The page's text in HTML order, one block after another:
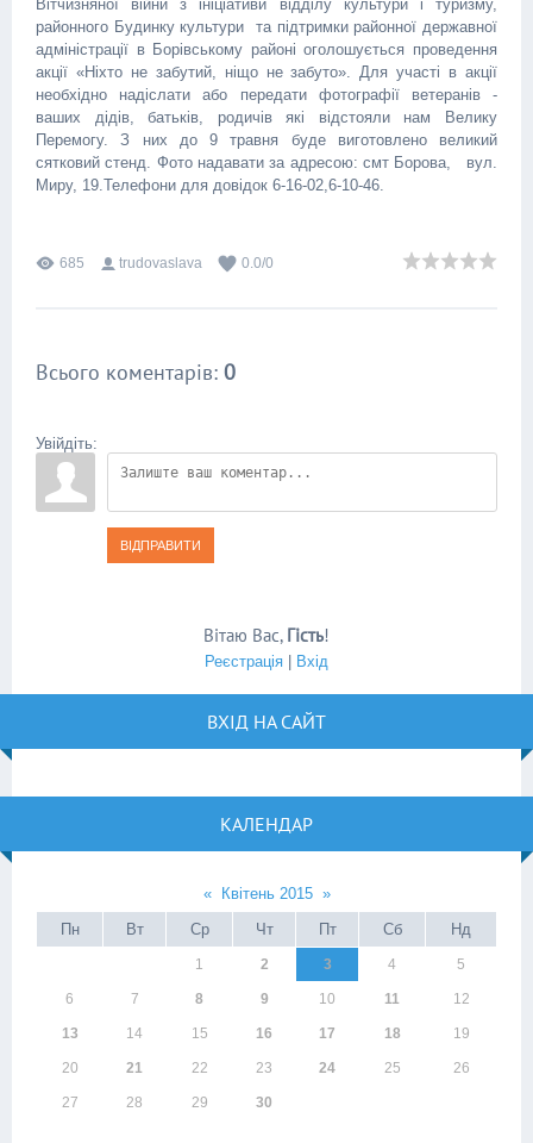
Вітчизняної війни з ініціативи відділу культури і туризму,
районного Будинку культури та підтримки районної державної
адміністрації в Борівському районі оголошується проведення
акції «Ніхто не забутий, ніщо не забуто». Для участі в акції
необхідно надіслати або передати фотографії ветеранів -
ваших дідів, батьків, родичів які відстояли нам Велику
Перемогу. З них до 9 травня буде виготовлено великий
сятковий стенд. Фото надавати за адресою: смт Борова, вул.
Миру, 19.Телефони для довідок 6-16-02,6-10-46.
685 trudovaslava 0.0/0
Всього коментарів: 0
Увійдіть:
ВІДПРАВИТИ
Вітаю Вас, Гість!
Реєстрація Вхід
ВХІД НА САЙТ
КАЛЕНДАР
« Квітень 2015 »
Пн
Вт Ср Чт Пт Сб Нд
1 2 3 4 5
6 7 8 9 10 11 12
13 14 15 16 17 18 19
20 21 22 23 24 25 26
27 28 29 30